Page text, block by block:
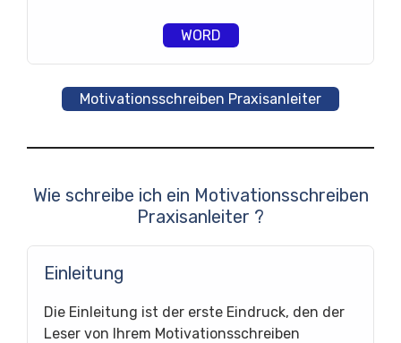
WORD
Motivationsschreiben Praxisanleiter
Wie schreibe ich ein Motivationsschreiben
Praxisanleiter ?
Einleitung
Die Einleitung ist der erste Eindruck, den der
Leser von Ihrem Motivationsschreiben